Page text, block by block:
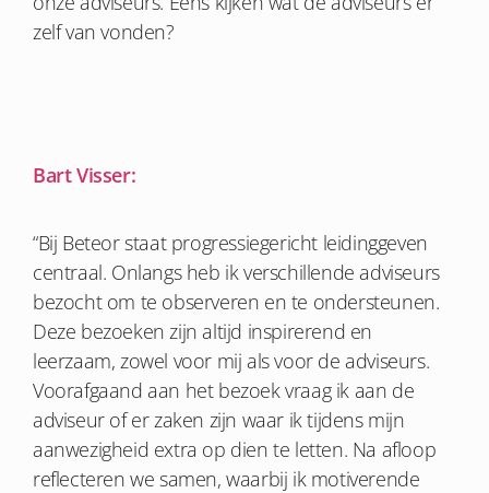
zelf van vonden?
Bart Visser:
“Bij Beteor staat progressiegericht leidinggeven
centraal. Onlangs heb ik verschillende adviseurs
bezocht om te observeren en te ondersteunen.
Deze bezoeken zijn altijd inspirerend en
leerzaam, zowel voor mij als voor de adviseurs.
Voorafgaand aan het bezoek vraag ik aan de
adviseur of er zaken zijn waar ik tijdens mijn
aanwezigheid extra op dien te letten. Na afloop
reflecteren we samen, waarbij ik motiverende